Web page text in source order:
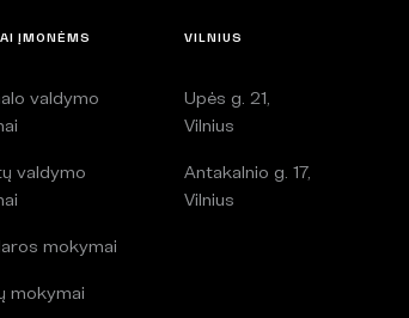
ĮMONĖMS
valdymo
valdymo
mokymai
mokymai
VILNIUS
Upės g. 21,
Vilnius
Antakalnio g. 17,
Vilnius